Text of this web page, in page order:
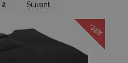
2 Suivant
-33%